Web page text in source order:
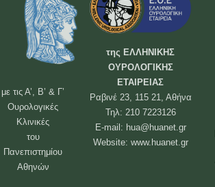
με τις Α’, Β’ & Γ’
Ουρολογικές
Κλινικές
του
Πανεπιστημίου
Αθηνών
της ΕΛΛΗΝΙΚΗΣ
ΟΥΡΟΛΟΓΙΚΗΣ
ΕΤΑΙΡΕΙΑΣ
Ραβινέ 23, 115 21, Αθήνα
Τηλ: 210 7223126
E-mail: hua@huanet.gr
Website: www.huanet.gr